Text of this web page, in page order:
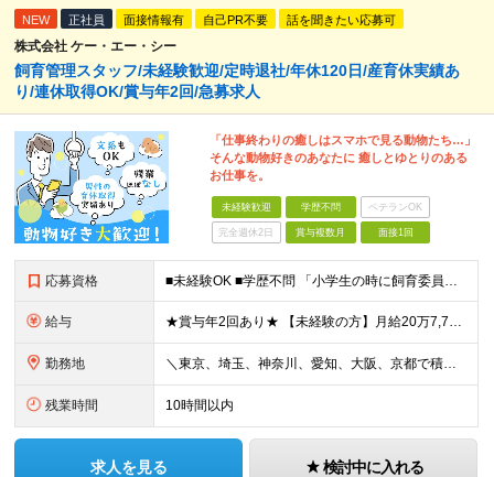
NEW 正社員 面接情報有 自己PR不要 話を聞きたい応募可
株式会社 ケー・エー・シー
飼育管理スタッフ/未経験歓迎/定時退社/年休120日/産育休実績あ
り/連休取得OK/賞与年2回/急募求人
「仕事終わりの癒しはスマホで見る動物たち…」
そんな動物好きのあなたに 癒しとゆとりのある
お仕事を。
未経験歓迎 学歴不問 ベテランOK
完全週休2日 賞与複数月 面接1回
応募資格 ■未経験OK ■学歴不問 「小学生の時に飼育委員だった！」 なんて方もお待ちしております♪ ※ご自宅でのペット飼育について※ ご自宅でげっ歯類・ウサギのペット飼育を禁止しております。当社業務では清
給与 ★賞与年2回あり★ 【未経験の方】月給20万7,750円～＋賞与年2回＋残業代全額支給＋交通費支給 【生物系大卒の方】月給21万3,750円～＋賞与年2回＋残業代全額支給＋交通費支給 ★手当が充実
勤務地 ＼東京、埼玉、神奈川、愛知、大阪、京都で積極採用中！／ ・東京都：品川区 ・埼玉県：和光市 ・神奈川県：横浜市戸塚区、藤沢市 ・茨城県：つくば市 Lマイカー通勤OK！ ・愛知県：犬山市
残業時間 10時間以内
求人を見る 検討中に入れる